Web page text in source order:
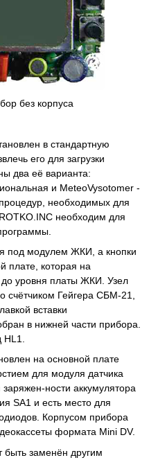
без корпуса
в стандартную
его для загрузки
два её варианта:
и MeteoVysotomer -
необходимых для
необходим для
под модулем ЖКИ, а кнопки
плате, которая на
до уровня платы ЖКИ. Узел
счётчиком Гейгера СБМ-21,
вставки
в нижней части прибора.
на основной плате
для модуля датчика
ности аккумулятора
SA1 и есть место для
Корпусом прибора
формата Mini DV.
быть заменён другим